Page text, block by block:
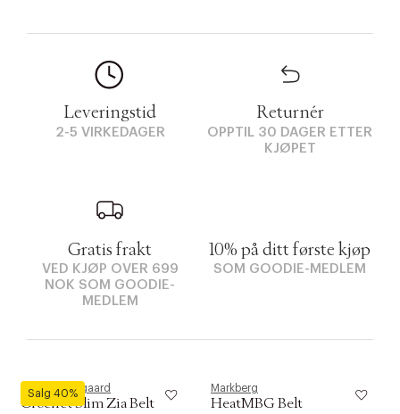
Salg 40%
Becksöndergaard
Crochet Slim Zia Belt
Markberg
HeatMBG Belt
Leveringstid
2-5 VIRKEDAGER
Returnér
OPPTIL 30 DAGER ETTER
KJØPET
Gratis frakt
VED KJØP OVER 699
NOK SOM GOODIE-
MEDLEM
10% på ditt første kjøp
SOM GOODIE-MEDLEM